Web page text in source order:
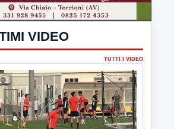
▶
2026 SPORT BENEVENTO
Calcio: Le scelte di
Flores per il debutto di Coppa